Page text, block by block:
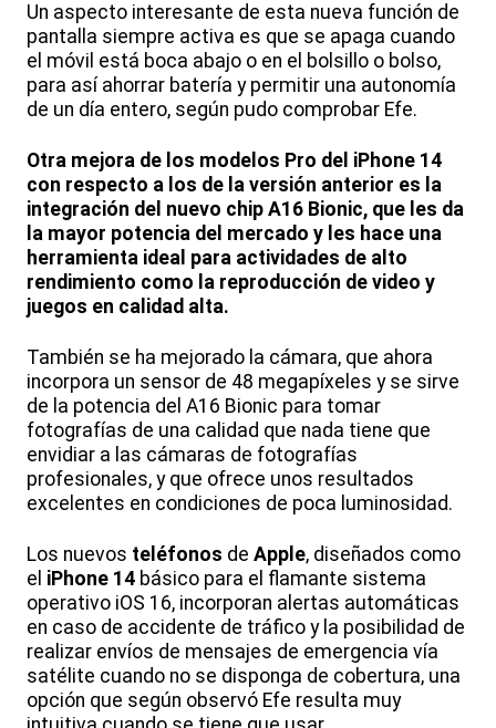
Un aspecto interesante de esta nueva función de
pantalla siempre activa es que se apaga cuando
el móvil está boca abajo o en el bolsillo o bolso,
para así ahorrar batería y permitir una autonomía
de un día entero, según pudo comprobar Efe.
Otra mejora de los modelos Pro del iPhone 14
con respecto a los de la versión anterior es la
integración del nuevo chip A16 Bionic, que les da
la mayor potencia del mercado y les hace una
herramienta ideal para actividades de alto
rendimiento como la reproducción de video y
juegos en calidad alta.
También se ha mejorado la cámara, que ahora
incorpora un sensor de 48 megapíxeles y se sirve
de la potencia del A16 Bionic para tomar
fotografías de una calidad que nada tiene que
envidiar a las cámaras de fotografías
profesionales, y que ofrece unos resultados
excelentes en condiciones de poca luminosidad.
Los nuevos teléfonos de Apple, diseñados como
el iPhone 14 básico para el flamante sistema
operativo iOS 16, incorporan alertas automáticas
en caso de accidente de tráfico y la posibilidad de
realizar envíos de mensajes de emergencia vía
satélite cuando no se disponga de cobertura, una
opción que según observó Efe resulta muy